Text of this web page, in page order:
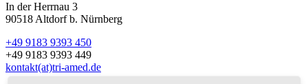
In der Herrnau 3
90518 Altdorf b. Nürnberg
+49 9183 9393 450
+49 9183 9393 449
kontakt(at)tri-amed.de